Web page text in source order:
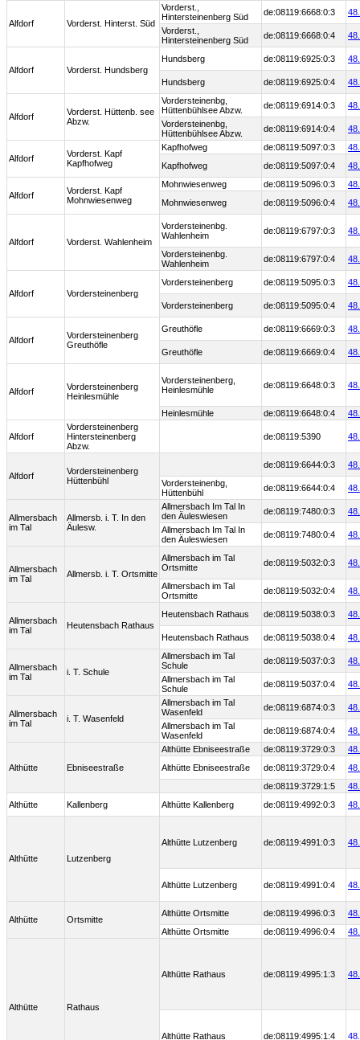
Alfdorf Vorderst. Hinterst. Süd
Vorderst.,
Hintersteinenberg Süd
de:08119:6668:0:3
Vorderst.,
Hintersteinenberg Süd
de:08119:6668:0:4
Alfdorf Vorderst. Hundsberg
Hundsberg de:08119:6925:0:3
Hundsberg de:08119:6925:0:4
Alfdorf
Vorderst. Hüttenb. see
Abzw.
Vordersteinenbg,
Hüttenbühlsee Abzw.
de:08119:6914:0:3
Vordersteinenbg,
Hüttenbühlsee Abzw.
de:08119:6914:0:4
Alfdorf
Vorderst. Kapf
Kapfhofweg
Kapfhofweg de:08119:5097:0:3
Kapfhofweg
de:08119:5097:0:4
Alfdorf
Vorderst. Kapf
Mohnwiesenweg
Mohnwiesenweg de:08119:5096:0:3
Mohnwiesenweg
de:08119:5096:0:4
Alfdorf Vorderst. Wahlenheim
Vordersteinenbg.
Wahlenheim
de:08119:6797:0:3
Vordersteinenbg.
Wahlenheim
de:08119:6797:0:4
Alfdorf Vordersteinenberg
Vordersteinenberg de:08119:5095:0:3
Vordersteinenberg de:08119:5095:0:4
Alfdorf
Vordersteinenberg
Greuthöfle
Greuthöfle de:08119:6669:0:3
Greuthöfle de:08119:6669:0:4
Alfdorf
Vordersteinenberg
Heinlesmühle
Vordersteinenberg,
Heinlesmühle
de:08119:6648:0:3
Heinlesmühle de:08119:6648:0:4
Alfdorf
Vordersteinenberg
Hintersteinenberg
Abzw.
de:08119:5390
Alfdorf
Vordersteinenberg
Hüttenbühl
de:08119:6644:0:3
Vordersteinenbg,
Hüttenbühl
de:08119:6644:0:4
Allmersbach
im Tal
Allmersb. i. T. In den
Äulesw.
Allmersbach Im Tal In
den Äuleswiesen
de:08119:7480:0:3
Allmersbach Im Tal In
den Äuleswiesen
de:08119:7480:0:4
Allmersbach
im Tal
Allmersb. i. T. Ortsmitte
Allmersbach im Tal
Ortsmitte
de:08119:5032:0:3
Allmersbach im Tal
Ortsmitte
de:08119:5032:0:4
Allmersbach
im Tal
Heutensbach Rathaus
Heutensbach Rathaus de:08119:5038:0:3
Heutensbach Rathaus de:08119:5038:0:4
Allmersbach
im Tal
i. T. Schule
Allmersbach im Tal
Schule
de:08119:5037:0:3
Allmersbach im Tal
Schule
de:08119:5037:0:4
Allmersbach
im Tal
i. T. Wasenfeld
Allmersbach im Tal
Wasenfeld
de:08119:6874:0:3
Allmersbach im Tal
Wasenfeld
de:08119:6874:0:4
Althütte Ebniseestraße
Althütte Ebniseestraße de:08119:3729:0:3
Althütte Ebniseestraße
de:08119:3729:0:4
de:08119:3729:1:5
Althütte
Kallenberg Althütte Kallenberg de:08119:4992:0:3
Althütte Lutzenberg
Althütte Lutzenberg de:08119:4991:0:3
Althütte Lutzenberg de:08119:4991:0:4
Althütte Ortsmitte
Althütte Ortsmitte de:08119:4996:0:3
Althütte Ortsmitte
de:08119:4996:0:4
Althütte Rathaus
Althütte Rathaus de:08119:4995:1:3
Althütte Rathaus de:08119:4995:1:4